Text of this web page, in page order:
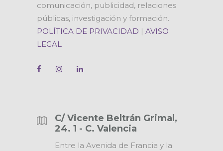
comunicación, publicidad, relaciones
públicas, investigación y formación.
POLÍTICA DE PRIVACIDAD | AVISO
LEGAL
C/ Vicente Beltrán Grimal,
24. 1 - C. Valencia
Entre la Avenida de Francia y la